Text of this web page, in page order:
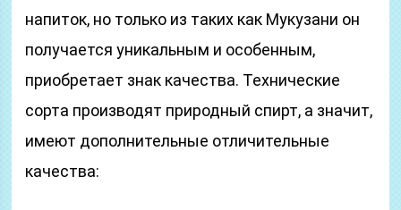
напиток, но только из таких как Мукузани он
получается уникальным и особенным,
приобретает знак качества. Технические
сорта производят природный спирт, а значит,
имеют дополнительные отличительные
качества: